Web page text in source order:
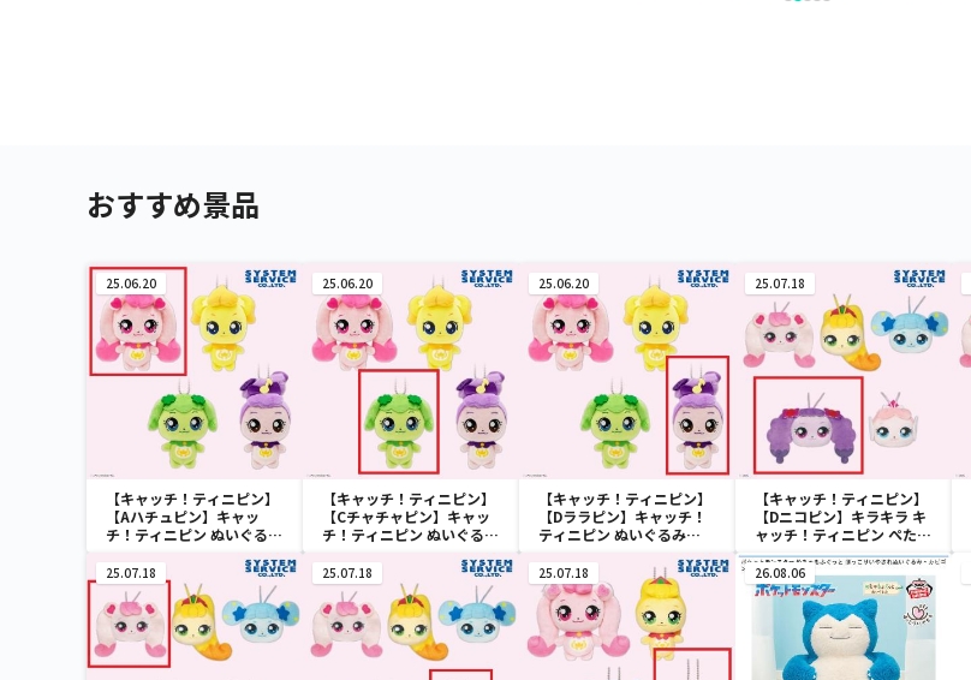
おすすめ景品
25.06.20
【キャッチ！ティニピン】
【Aハチュピン】キャッ
チ！ティニピン ぬいぐるみ
25.06.20
【キャッチ！ティニピン】
【Cチャチャピン】キャッ
チ！ティニピン ぬいぐるみ
25.06.20
【キャッチ！ティニピン】
【Dララピン】キャッチ！
ティニピン ぬいぐるみ
25.07.18
【キャッチ！ティニピン】
【Dニコピン】キラキラ キ
ャッチ！ティニピン ぺたん
こフェイスちびマスコット
25.07.18 25.07.18 25.07.18 26.08.06